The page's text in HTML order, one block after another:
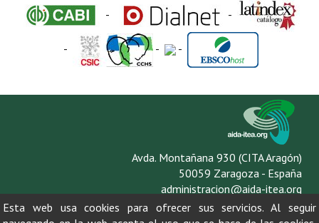
- -
- - -
Avda. Montañana 930 (CITA Aragón)
50059 Zaragoza - España
administracion@aida-itea.org
976 716 305
Esta web usa cookies para ofrecer sus servicios. Al seguir